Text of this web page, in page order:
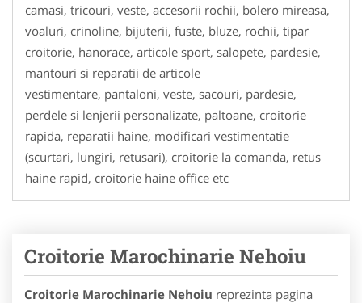
camasi, tricouri, veste, accesorii rochii, bolero mireasa,
voaluri, crinoline, bijuterii, fuste, bluze, rochii, tipar
croitorie, hanorace, articole sport, salopete, pardesie,
mantouri si reparatii de articole
vestimentare, pantaloni, veste, sacouri, pardesie,
perdele si lenjerii personalizate, paltoane, croitorie
rapida, reparatii haine, modificari vestimentatie
(scurtari, lungiri, retusari), croitorie la comanda, retus
haine rapid, croitorie haine office etc
Croitorie Marochinarie Nehoiu
Croitorie Marochinarie Nehoiu reprezinta pagina